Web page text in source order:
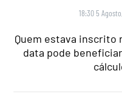
18:30 5
Quem estava inscrito
data pode